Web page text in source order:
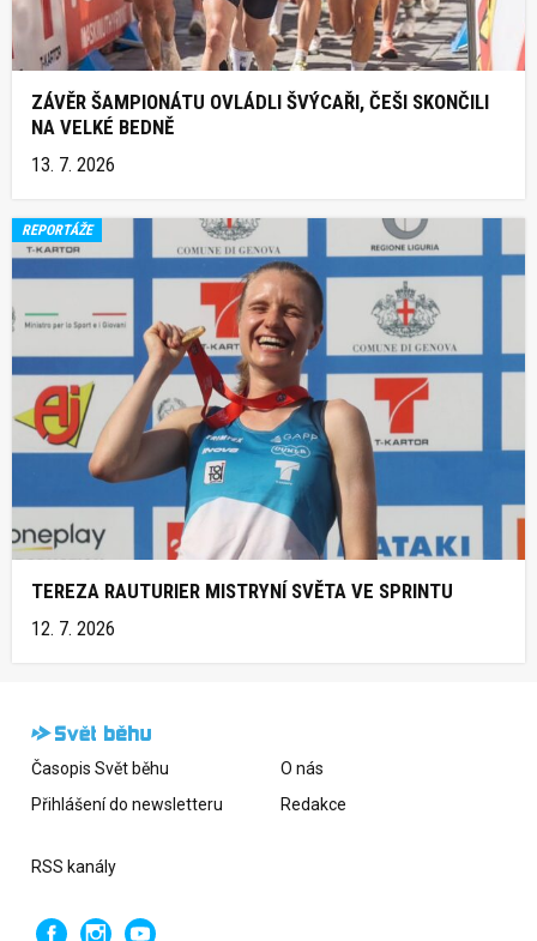
ZÁVĚR ŠAMPIONÁTU OVLÁDLI ŠVÝCAŘI, ČEŠI SKONČILI
NA VELKÉ BEDNĚ
13. 7. 2026
REPORTÁŽE
TEREZA RAUTURIER MISTRYNÍ SVĚTA VE SPRINTU
12. 7. 2026
Časopis Svět běhu
Přihlášení do newsletteru
O nás
Redakce
RSS kanály